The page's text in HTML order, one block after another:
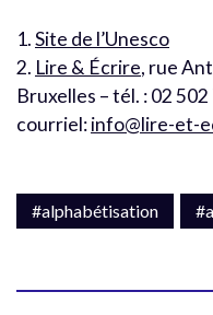
1.Site de l’Unesco
2. Lire & Écrire, rue
Bruxelles – tél. : 02
courriel:info@lire-et-
#alphabétisation